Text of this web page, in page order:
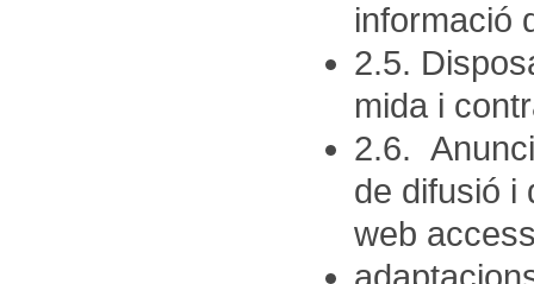
informació
2.5.
mida i
2.6.
de difusió i
web